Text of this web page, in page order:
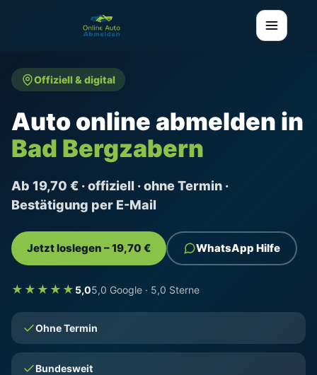
Offiziell & digital
Auto online abmelden in
Bad Bergzabern
Ab 19,70 € · offiziell · ohne Termin ·
Bestätigung per E-Mail
Jetzt loslegen – 19,70 € WhatsApp Hilfe
★★★★★ 5,05,0 Google · 5,0 Sterne
Ohne Termin
Bundesweit